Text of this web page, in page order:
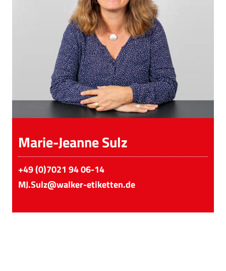
Marie-Jeanne Sulz
+49 (0)7021 94 06-14
MJ.Sulz@walker-etiketten.de